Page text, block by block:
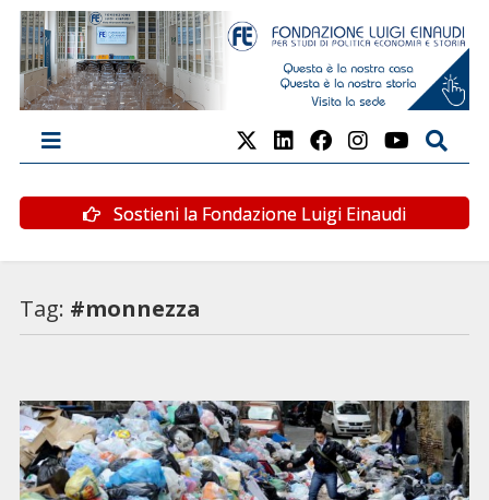
Sostieni la Fondazione Luigi Einaudi
Tag: #monnezza